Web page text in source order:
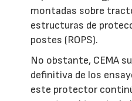
montadas sobre
estructuras de
postes (ROPS).
No obstante, CEMA
definitiva de los
este protector